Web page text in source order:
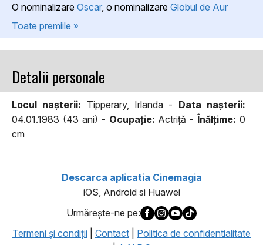
O nominalizare Oscar, o nominalizare Globul de Aur
Toate premiile »
Detalii personale
Locul naşterii: Tipperary, Irlanda - Data naşterii:
04.01.1983 (43 ani) - Ocupaţie: Actriță -Înălţime: 0
cm
Descarca aplicatia Cinemagia
iOS, Android si Huawei
Urmăreşte-ne pe:
Termeni şi condiţii
Contact
Politica de confidentialitate